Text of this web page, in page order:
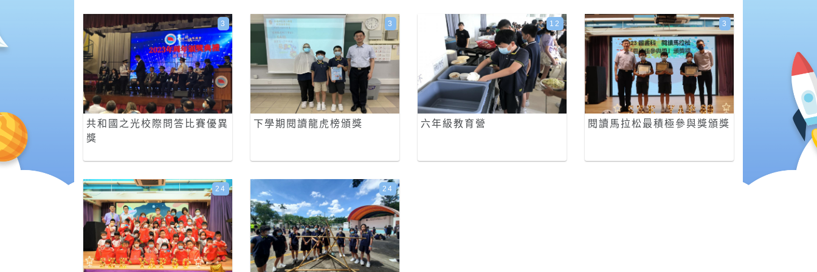
共和國之光校際問答比賽優異
獎
3
下學期閱讀龍虎榜頒獎
3
六年級教育營
12
閱讀馬拉松最積極參與獎頒獎
3
24 24